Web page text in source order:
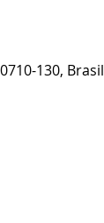
130, Brasil